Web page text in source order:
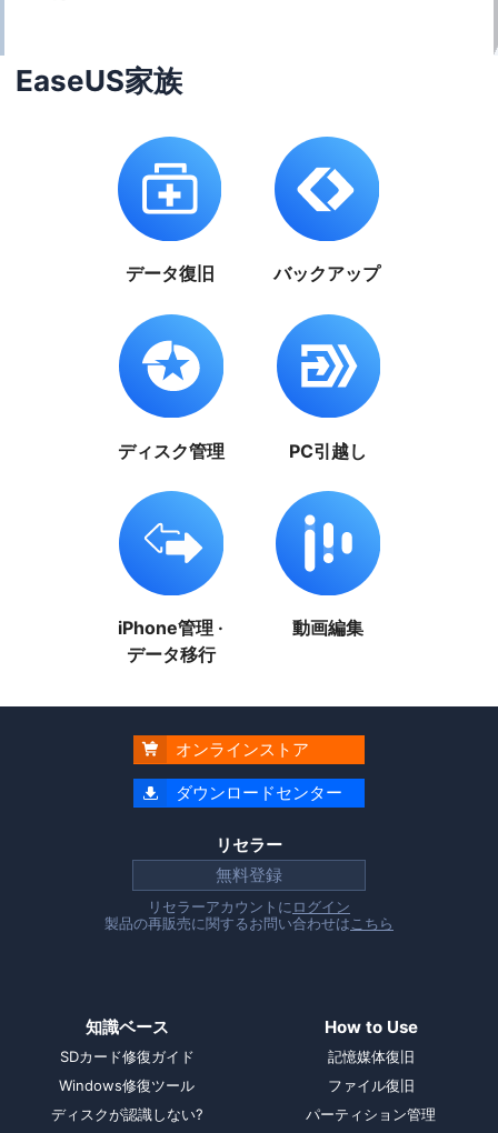
EaseUS家族
データ復旧 バックアップ
ディスク管理 PC引越し
iPhone管理 ·
データ移行
動画編集
 オンラインストア
 ダウンロードセンター
リセラー
無料登録
リセラーアカウントに ログイン
製品の再販売に関するお問い合わせは こちら
知識ベース
SDカード修復ガイド
Windows修復ツール
ディスクが認識しない?
How to Use
記憶媒体復旧
ファイル復旧
パーティション管理